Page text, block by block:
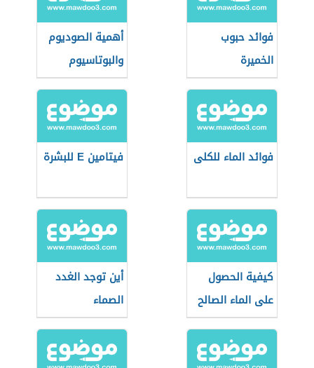
فوائد حبوب
الخميرة
أهمية الصوديوم
والبوتاسيوم
لجسم الإنسان
فوائد الماء للكلى فيتامين E للبشرة
كيفية الحصول
على الماء الصالح
للشرب
أين توجد الغدد
الصماء